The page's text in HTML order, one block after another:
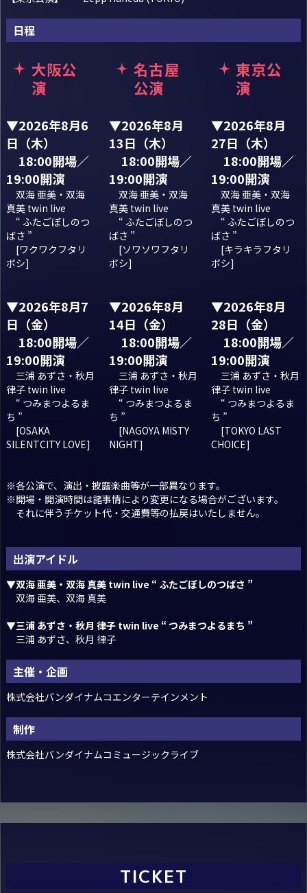
日程
大阪公
演
▼2026年8月6
日（木）
18:00開場／
19:00開演
双海 亜美・双海
真美 twin live
“ ふたごぼしのつ
ばさ ”
[ワクワクフタリ
ボシ]
▼2026年8月7
日（金）
18:00開場／
19:00開演
三浦 あずさ・秋月
律子 twin live
“ つみまつよるま
ち ”
[OSAKA
SILENTCITY LOVE]
名古屋
公演
▼2026年8月
13日（木）
18:00開場／
19:00開演
双海 亜美・双海
真美 twin live
“ ふたごぼしのつ
ばさ ”
[ソワソワフタリ
ボシ]
▼2026年8月
14日（金）
18:00開場／
19:00開演
三浦 あずさ・秋月
律子 twin live
“ つみまつよるま
ち ”
[NAGOYA MISTY
NIGHT]
東京公
演
▼2026年8月
27日（木）
18:00開場／
19:00開演
双海 亜美・双海
真美 twin live
“ ふたごぼしのつ
ばさ ”
[キラキラフタリ
ボシ]
▼2026年8月
28日（金）
18:00開場／
19:00開演
三浦 あずさ・秋月
律子 twin live
“ つみまつよるま
ち ”
[TOKYO LAST
CHOICE]
※各公演で、演出・披露楽曲等が一部異なります。
※開場・開演時間は諸事情により変更になる場合がございます。
それに伴うチケット代・交通費等の払戻はいたしません。
出演アイドル
▼双海 亜美・双海 真美 twin live “ ふたごぼしのつばさ ”
双海 亜美、双海 真美
▼三浦 あずさ・秋月 律子 twin live “ つみまつよるまち ”
三浦 あずさ、秋月 律子
主催・企画
株式会社バンダイナムコエンターテインメント
制作
株式会社バンダイナムコミュージックライブ
TICKET